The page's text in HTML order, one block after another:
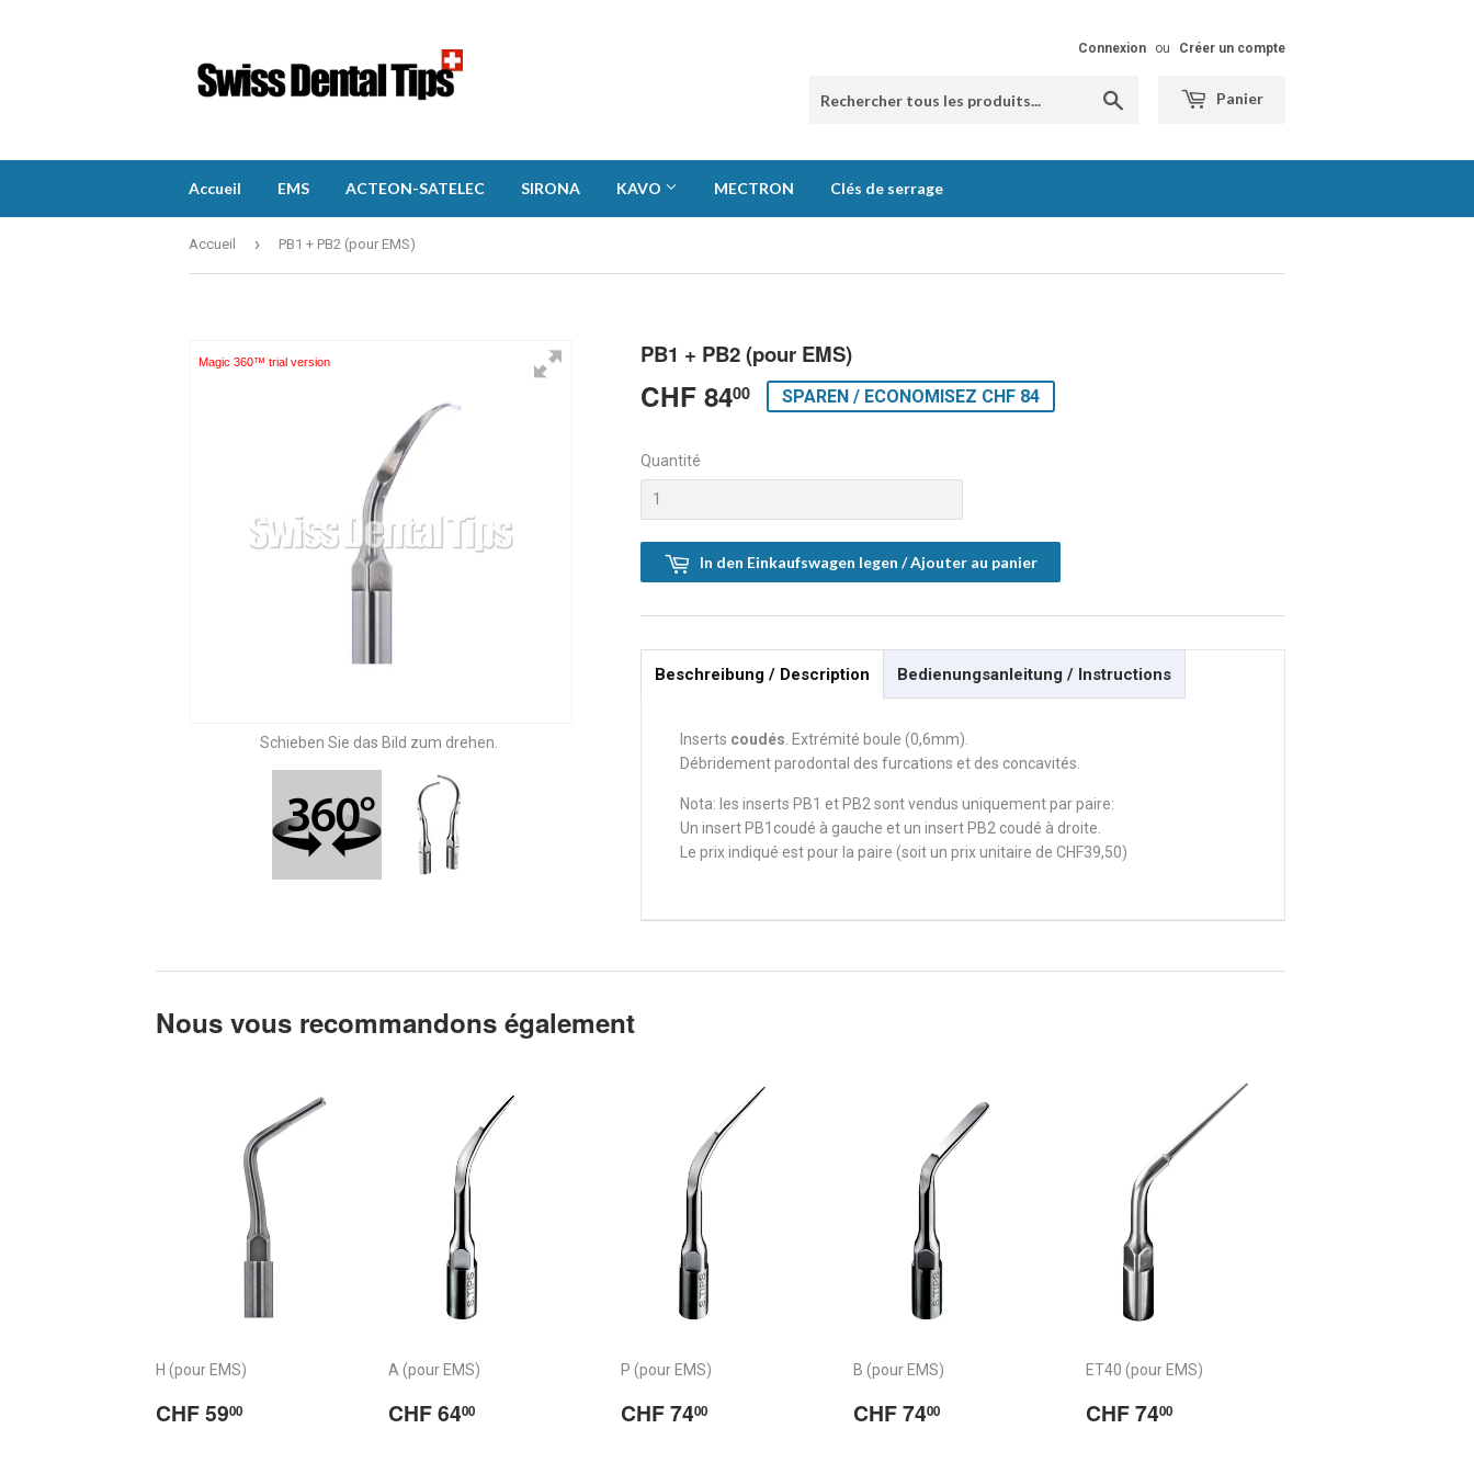
Connexion ou Créer un compte
Chercher Panier
Accueil EMS ACTEON-SATELEC SIRONA KAVO MECTRON Clés de serrage
Accueil › PB1 + PB2 (pour EMS)
Magic 360™ trial version
Schieben Sie das Bild zum drehen.
PB1 + PB2 (pour EMS)
CHF 8400
CHF
SPAREN / ECONOMISEZ CHF 84
Quantité
In den Einkaufswagen legen / Ajouter au panier
Beschreibung / Description Bedienungsanleitung / Instructions
Inserts coudés. Extrémité boule (0,6mm).
Débridement parodontal des furcations et des concavités.
Nota: les inserts PB1 et PB2 sont vendus uniquement par paire:
Un insert PB1coudé à gauche et un insert PB2 coudé à droite.
Le prix indiqué est pour la paire (soit un prix unitaire de CHF39,50)
Nous vous recommandons également
H (pour EMS)
Prix
CHF 5900
A (pour EMS)
Prix
CHF 6400
P (pour EMS)
Prix
CHF 7400
B (pour EMS)
Prix
CHF 7400
ET40 (pour EMS)
Prix
CHF 7400